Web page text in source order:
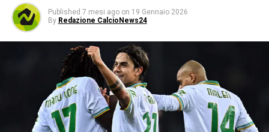
Published 7 mesi ago on 19 Gennaio 2026
By Redazione CalcioNews24